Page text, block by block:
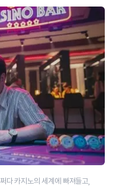
다 카지노의 세계에 빠져들고,